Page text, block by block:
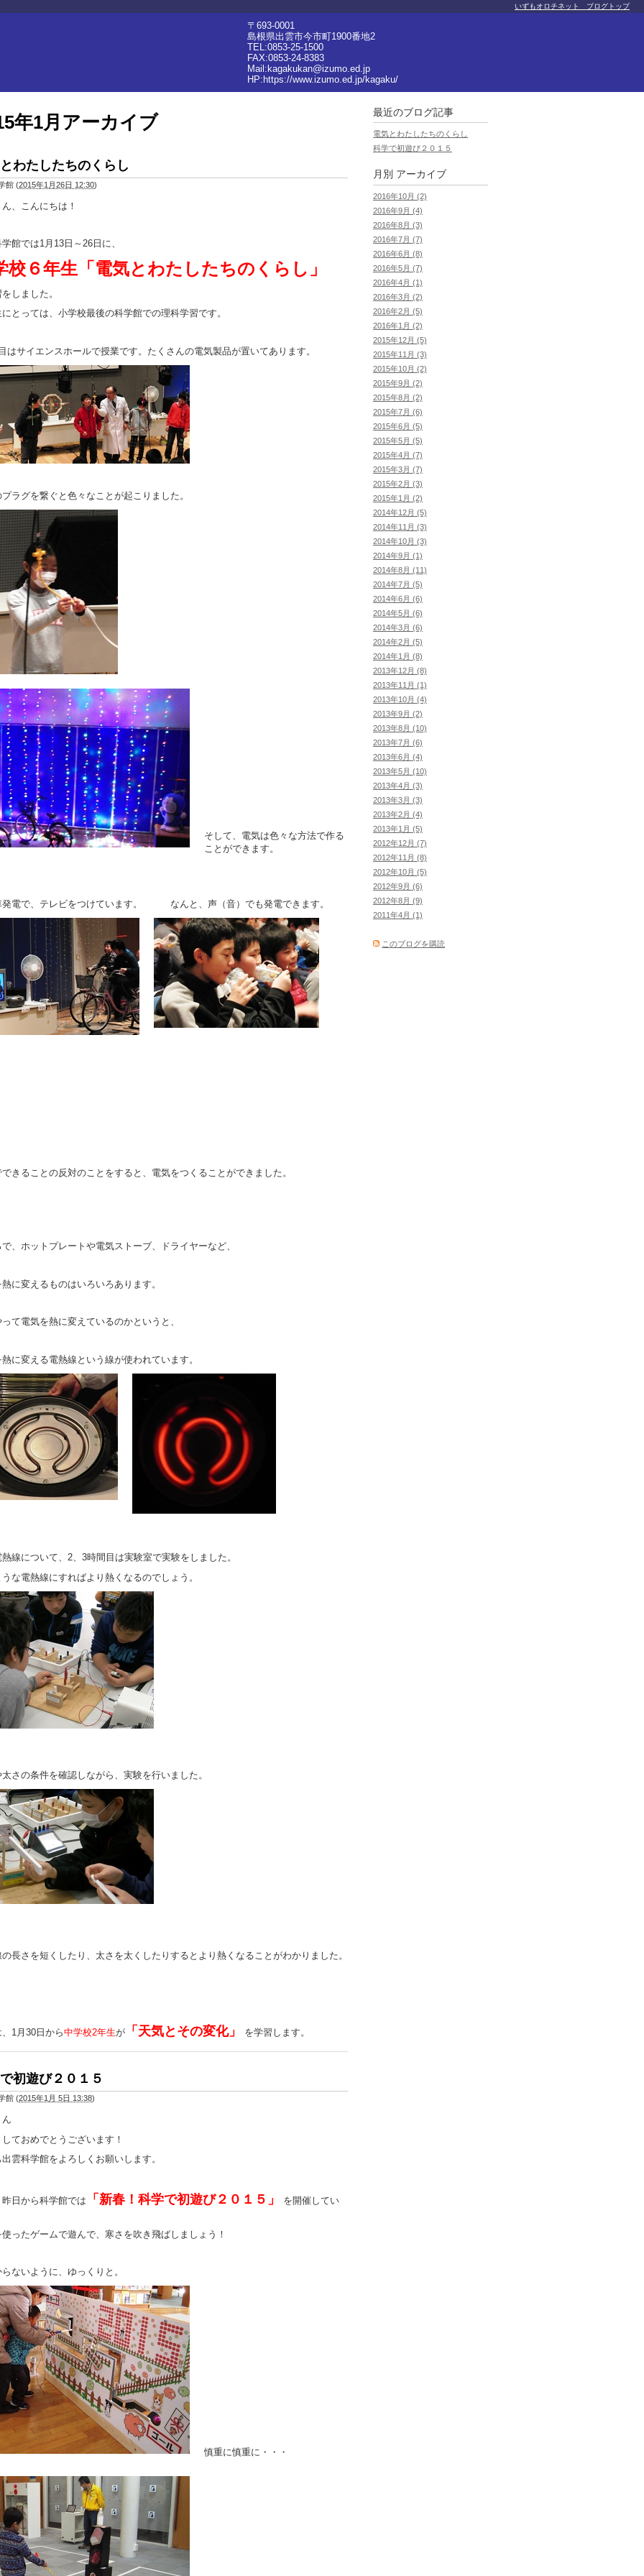
〒693-0001
島根県出雲市今市町1900番地2
TEL:0853-25-1500
FAX:0853-24-8383
Mail:kagakukan@izumo.ed.jp
HP: https://www.izumo.ed.jp/kagaku/
いずもオロチネット ブログトップ
年1月アーカイブ
わたしたちのくらし
館 (2015年1月26日 12:30)
、こんにちは！
館では1月13日～26日に、
校６年生「電気とわたしたちのくらし」
しました。
とっては、小学校最後の科学館での理科学習です。
はサイエンスホールで授業です。たくさんの電気製品が置いてあります。
ラグを繋ぐと色々なことが起こりました。
そして、電気は色々な方法で作る
ことができます。
発電で、テレビをつけています。 なんと、声（音）でも発電できます。
きることの反対のことをすると、電気をつくることができました。
、ホットプレートや電気ストーブ、ドライヤーなど、
に変えるものはいろいろあります。
て電気を熱に変えているのかというと、
に変える電熱線という線が使われています。
線について、2、3時間目は実験室で実験をしました。
な電熱線にすればより熱くなるのでしょう。
さの条件を確認しながら、実験を行いました。
長さを短くしたり、太さを太くしたりするとより熱くなることがわかりました。
1月30日から中学校2年生が 「天気とその変化」 を学習します。
初遊び２０１５
館 (2015年1月 5日 13:38)
ておめでとうございます！
雲科学館をよろしくお願いします。
日から科学館では 「新春！科学で初遊び２０１５」
を開催してい
ったゲームで遊んで、寒さを吹き飛ばしましょう！
ないように、ゆっくりと。
慎重に慎重に・・・
最近のブログ記事
電気とわたしたちのくらし
科学で初遊び２０１５
月別 アーカイブ
2016年10月 (2)
2016年9月 (4)
2016年8月 (3)
2016年7月 (7)
2016年6月 (8)
2016年5月 (7)
2016年4月 (1)
2016年3月 (2)
2016年2月 (5)
2016年1月 (2)
2015年12月 (5)
2015年11月 (3)
2015年10月 (2)
2015年9月 (2)
2015年8月 (2)
2015年7月 (6)
2015年6月 (5)
2015年5月 (5)
2015年4月 (7)
2015年3月 (7)
2015年2月 (3)
2015年1月 (2)
2014年12月 (5)
2014年11月 (3)
2014年10月 (3)
2014年9月 (1)
2014年8月 (11)
2014年7月 (5)
2014年6月 (6)
2014年5月 (6)
2014年3月 (6)
2014年2月 (5)
2014年1月 (8)
2013年12月 (8)
2013年11月 (1)
2013年10月 (4)
2013年9月 (2)
2013年8月 (10)
2013年7月 (6)
2013年6月 (4)
2013年5月 (10)
2013年4月 (3)
2013年3月 (3)
2013年2月 (4)
2013年1月 (5)
2012年12月 (7)
2012年11月 (8)
2012年10月 (5)
2012年9月 (6)
2012年8月 (9)
2011年4月 (1)
このブログを購読